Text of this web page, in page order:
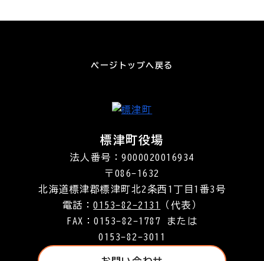
ページトップへ戻る
標津町役場
法人番号：9000020016934
〒086-1632
北海道標津郡標津町北2条西1丁目1番3号
電話：0153-82-2131
（代表）
FAX：0153-82-1787 または
0153-82-3011